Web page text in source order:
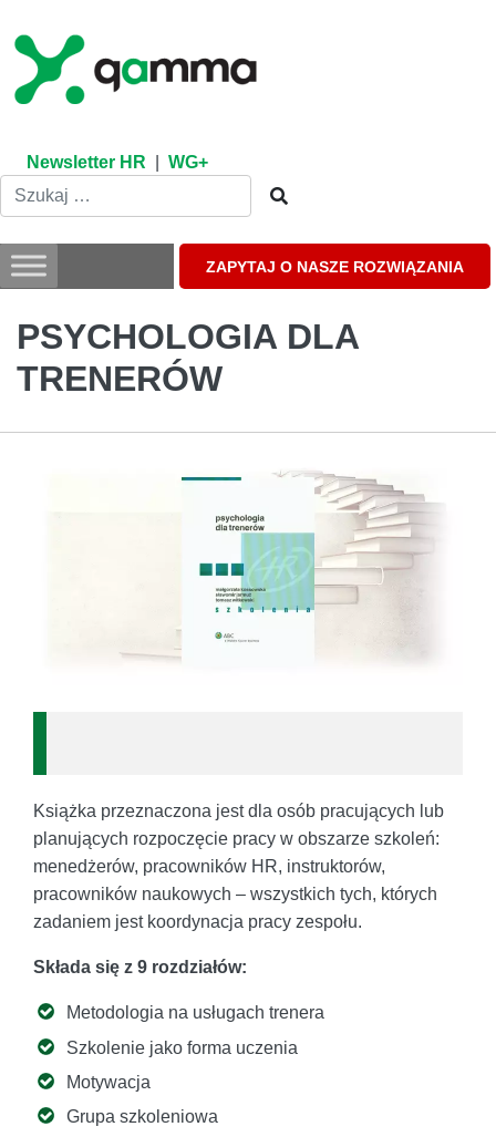
content
Newsletter HR WG+
ZAPYTAJ O NASZE ROZWIĄZANIA
PSYCHOLOGIA DLA
TRENERÓW
Książka przeznaczona jest dla osób pracujących lub
planujących rozpoczęcie pracy w obszarze szkoleń:
menedżerów, pracowników HR, instruktorów,
pracowników naukowych – wszystkich tych, których
zadaniem jest koordynacja pracy zespołu.
Składa się z 9 rozdziałów:
Metodologia na usługach trenera
Szkolenie jako forma uczenia
Motywacja
Grupa szkoleniowa